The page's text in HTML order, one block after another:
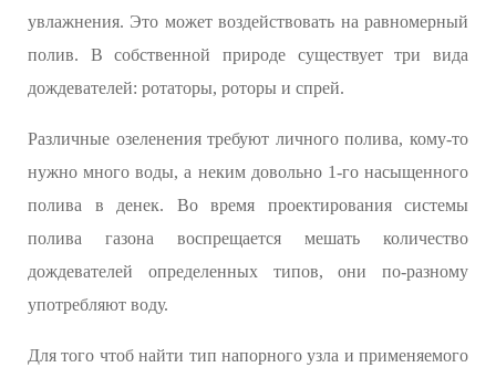
увлажнения. Это может воздействовать на равномерный
полив. В собственной природе существует три вида
дождевателей: ротаторы, роторы и спрей.
Различные озеленения требуют личного полива, кому-то
нужно много воды, а неким довольно 1-го насыщенного
полива в денек. Во время проектирования системы
полива газона воспрещается мешать количество
дождевателей определенных типов, они по-разному
употребляют воду.
Для того чтоб найти тип напорного узла и применяемого